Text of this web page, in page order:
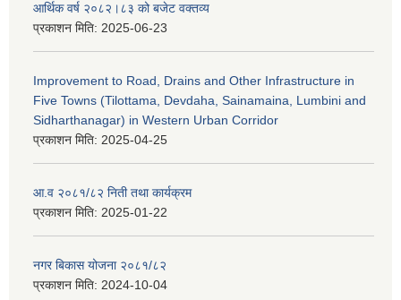
आर्थिक वर्ष २०८२।८३ को बजेट वक्तव्य
प्रकाशन मिति: 2025-06-23
Improvement to Road, Drains and Other Infrastructure in
Five Towns (Tilottama, Devdaha, Sainamaina, Lumbini and
Sidharthanagar) in Western Urban Corridor
प्रकाशन मिति: 2025-04-25
आ.व २०८१/८२ निती तथा कार्यक्रम
प्रकाशन मिति: 2025-01-22
नगर बिकास योजना २०८१/८२
प्रकाशन मिति: 2024-10-04